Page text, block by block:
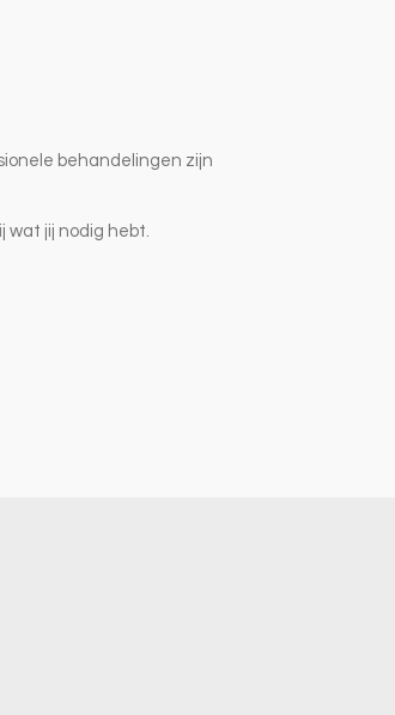
behandelingen zijn
jij nodig hebt.